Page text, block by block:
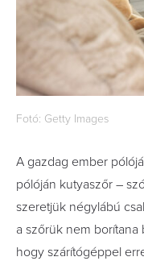
Fotó: Getty Images
A gazdag ember
pólóján kutyaszőr –
szeretjük négylábú
a szőrük nem borítana
hogy szárítógéppel